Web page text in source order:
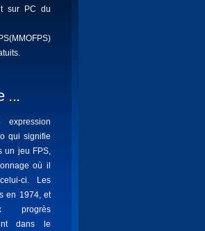
sur PC du
...
qui signifie
un jeu FPS,
où il
ci. Les
en 1974, et
progrès
dans le